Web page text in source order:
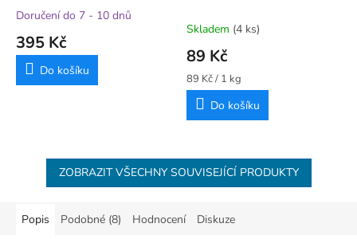
Průměrné
hodnocení
produktu
5,0
Doručení do 7 - 10 dnů
395 Kč
Do košíku
Skladem (4 ks)
89 Kč
Měrná
cena:
89 Kč / 1 kg
Do košíku
ZOBRAZIT VŠECHNY SOUVISEJÍCÍ PRODUKTY
Popis Podobné (8) Hodnocení Diskuze